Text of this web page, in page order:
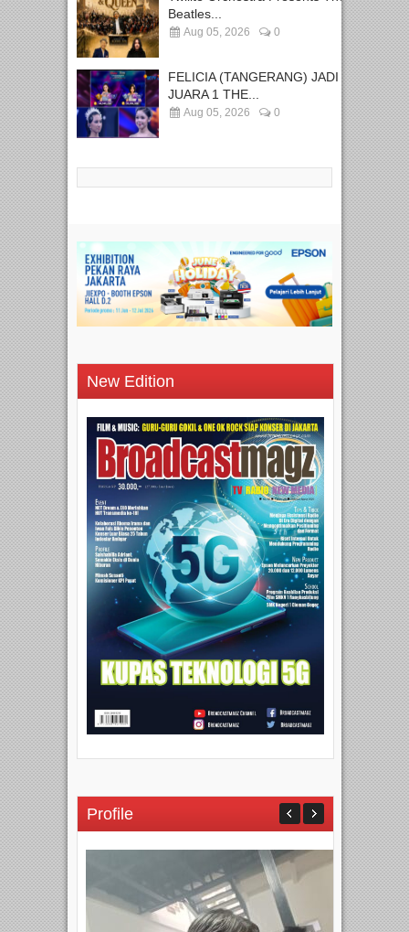
Beatles...
Aug 05, 2026 0
FELICIA (TANGERANG) JADI
JUARA 1 THE...
Aug 05, 2026 0
New Edition
Profile